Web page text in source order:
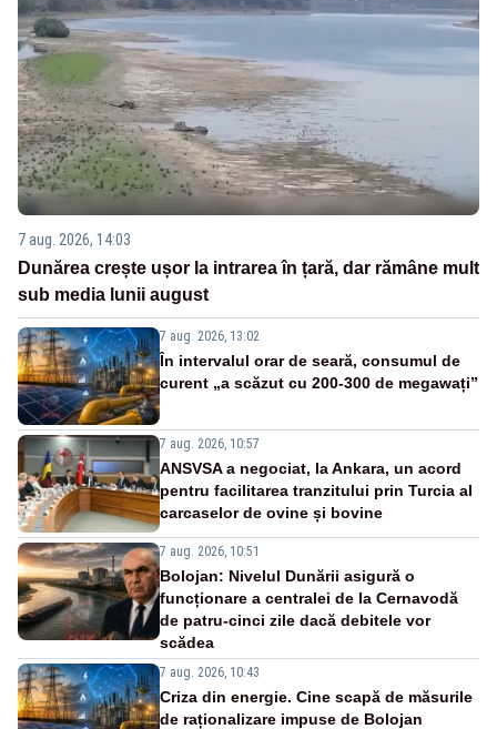
7 aug. 2026, 14:03
Dunărea crește ușor la intrarea în țară, dar rămâne mult
sub media lunii august
7 aug. 2026, 13:02
În intervalul orar de seară, consumul de
curent „a scăzut cu 200-300 de megawați”
7 aug. 2026, 10:57
ANSVSA a negociat, la Ankara, un acord
pentru facilitarea tranzitului prin Turcia al
carcaselor de ovine și bovine
7 aug. 2026, 10:51
Bolojan: Nivelul Dunării asigură o
funcționare a centralei de la Cernavodă
de patru-cinci zile dacă debitele vor
scădea
7 aug. 2026, 10:43
Criza din energie. Cine scapă de măsurile
de raționalizare impuse de Bolojan